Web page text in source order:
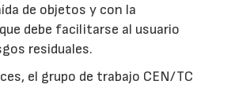
de objetos y con la
debe facilitarse al usuario
residuales.
el grupo de trabajo CEN/TC